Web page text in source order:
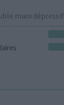
mani dépressif